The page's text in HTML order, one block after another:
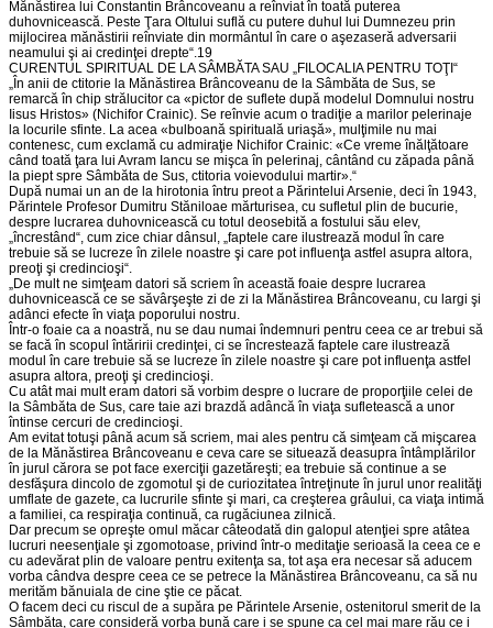
Mănăstirea lui Constantin Brâncoveanu a reînviat în toată puterea
duhovnicească. Peste Ţara Oltului suflă cu putere duhul lui Dumnezeu prin
mijlocirea mănăstirii reînviate din mormântul în care o aşezaseră adversarii
neamului şi ai credinţei drepte“.19
CURENTUL SPIRITUAL DE LA SÂMBĂTA SAU „FILOCALIA PENTRU TOŢI“
„În anii de ctitorie la Mănăstirea Brâncoveanu de la Sâmbăta de Sus, se
remarcă în chip strălucitor ca «pictor de suflete după modelul Domnului nostru
Iisus Hristos» (Nichifor Crainic). Se reînvie acum o tradiţie a marilor pelerinaje
la locurile sfinte. La acea «bulboană spirituală uriaşă», mulţimile nu mai
contenesc, cum exclamă cu admiraţie Nichifor Crainic: «Ce vreme înălţătoare
când toată ţara lui Avram Iancu se mişca în pelerinaj, cântând cu zăpada până
la piept spre Sâmbăta de Sus, ctitoria voievodului martir».“
După numai un an de la hirotonia întru preot a Părintelui Arsenie, deci în 1943,
Părintele Profesor Dumitru Stăniloae mărturisea, cu sufletul plin de bucurie,
despre lucrarea duhovnicească cu totul deosebită a fostului său elev,
„încrestând“, cum zice chiar dânsul, „faptele care ilustrează modul în care
trebuie să se lucreze în zilele noastre şi care pot influenţa astfel asupra altora,
preoţi şi credincioşi“.
„De mult ne simţeam datori să scriem în această foaie despre lucrarea
duhovnicească ce se săvârşeşte zi de zi la Mănăstirea Brâncoveanu, cu largi şi
adânci efecte în viaţa poporului nostru.
Într-o foaie ca a noastră, nu se dau numai îndemnuri pentru ceea ce ar trebui să
se facă în scopul întăririi credinţei, ci se încrestează faptele care ilustrează
modul în care trebuie să se lucreze în zilele noastre şi care pot influenţa astfel
asupra altora, preoţi şi credincioşi.
Cu atât mai mult eram datori să vorbim despre o lucrare de proporţiile celei de
la Sâmbăta de Sus, care taie azi brazdă adâncă în viaţa sufletească a unor
întinse cercuri de credincioşi.
Am evitat totuşi până acum să scriem, mai ales pentru că simţeam că mişcarea
de la Mănăstirea Brâncoveanu e ceva care se situează deasupra întâmplărilor
în jurul cărora se pot face exerciţii gazetăreşti; ea trebuie să continue a se
desfăşura dincolo de zgomotul şi de curiozitatea întreţinute în jurul unor realităţi
umflate de gazete, ca lucrurile sfinte şi mari, ca creşterea grâului, ca viaţa intimă
a familiei, ca respiraţia continuă, ca rugăciunea zilnică.
Dar precum se opreşte omul măcar câteodată din galopul atenţiei spre atâtea
lucruri neesenţiale şi zgomotoase, privind într-o meditaţie serioasă la ceea ce e
cu adevărat plin de valoare pentru exitenţa sa, tot aşa era necesar să aducem
vorba cândva despre ceea ce se petrece la Mănăstirea Brâncoveanu, ca să nu
merităm bănuiala de cine ştie ce păcat.
O facem deci cu riscul de a supăra pe Părintele Arsenie, ostenitorul smerit de la
Sâmbăta, care consideră vorba bună care i se spune ca cel mai mare rău ce i